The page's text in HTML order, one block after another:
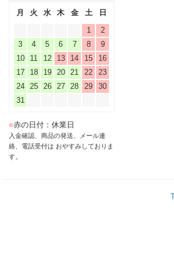
月 火 水 木 金 土
日
1
2
3
4 5 6 7 8
9
10
11 12 13 14 15
16
17
18 19 20 21 22
23
24
25 26 27 28 29
30
31
■赤の日付：休業日
入金確認、商品の発送、メール連
絡、電話受付は おやすみしておりま
す。